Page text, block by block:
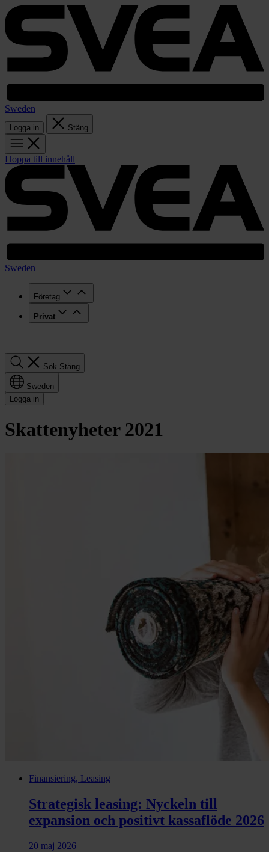
Sweden
Logga in Stäng
Hoppa till innehåll
Sweden
Företag
Privat
Sök Stäng
Sweden
Logga in
Skattenyheter 2021
Finansiering, Leasing
Strategisk leasing: Nyckeln till
expansion och positivt kassaflöde 2026
20 maj 2026